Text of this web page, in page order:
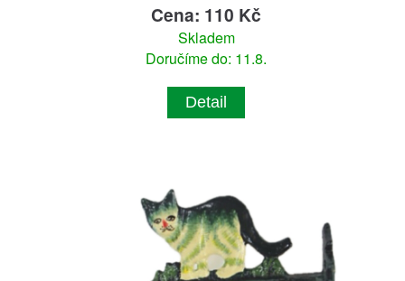
Cena: 110 Kč
Skladem
Doručíme do: 11.8.
Detail